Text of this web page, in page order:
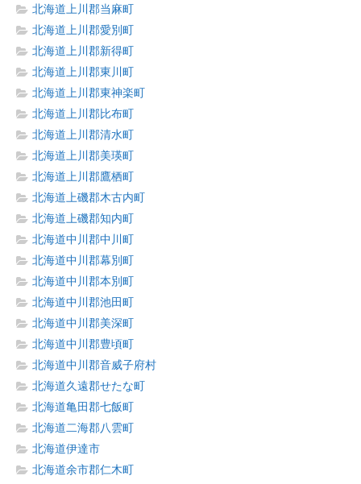
北海道上川郡当麻町
北海道上川郡愛別町
北海道上川郡新得町
北海道上川郡東川町
北海道上川郡東神楽町
北海道上川郡比布町
北海道上川郡清水町
北海道上川郡美瑛町
北海道上川郡鷹栖町
北海道上磯郡木古内町
北海道上磯郡知内町
北海道中川郡中川町
北海道中川郡幕別町
北海道中川郡本別町
北海道中川郡池田町
北海道中川郡美深町
北海道中川郡豊頃町
北海道中川郡音威子府村
北海道久遠郡せたな町
北海道亀田郡七飯町
北海道二海郡八雲町
北海道伊達市
北海道余市郡仁木町